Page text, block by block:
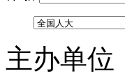
主办单位